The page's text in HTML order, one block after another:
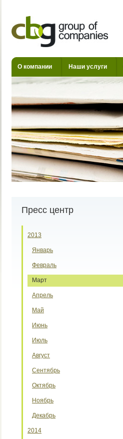
О компании Наши услуги
Пресс центр
2013
Январь
Февраль
Март
Апрель
Май
Июнь
Июль
Август
Сентябрь
Октябрь
Ноябрь
Декабрь
2014